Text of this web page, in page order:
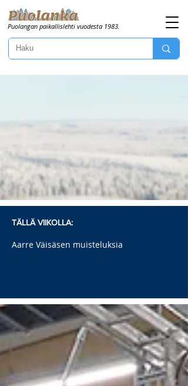
Puolangan paikallislehti vuodesta 1983.
TÄLLÄ VIIKOLLA:
Aarre Väisäsen muisteluksia